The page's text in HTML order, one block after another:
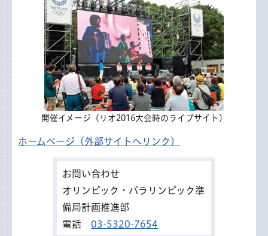
開催イメージ（リオ2016大会時のライブサイト）
ホームページ（外部サイトへリンク）
お問い合わせ
オリンピック・パラリンピック準
備局計画推進部
電話 03-5320-7654